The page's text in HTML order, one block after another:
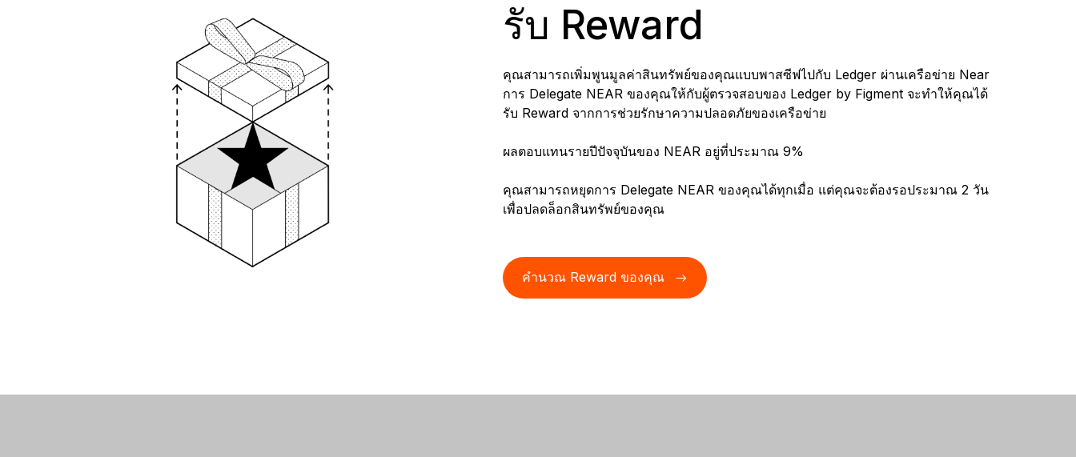
รับ Reward
คุณสามารถเพิ่มพูนมูลค่าสินทรัพย์ของคุณแบบพาสซีฟไปกับ Ledger ผ่านเครือข่าย Near
การ Delegate NEAR ของคุณให้กับผู้ตรวจสอบของ Ledger by Figment จะทำให้คุณได้
รับ Reward จากการช่วยรักษาความปลอดภัยของเครือข่าย
ผลตอบแทนรายปีปัจจุบันของ NEAR อยู่ที่ประมาณ 9%
คุณสามารถหยุดการ Delegate NEAR ของคุณได้ทุกเมื่อ แต่คุณจะต้องรอประมาณ 2 วัน
เพื่อปลดล็อกสินทรัพย์ของคุณ
คำนวณ Reward ของคุณ